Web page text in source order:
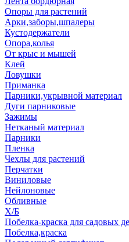
Опоры для растений
Арки,заборы,шпалеры
Кустодержатели
Опора,колья
От крыс и мышей
Клей
Ловушки
Приманка
Парники,укрывной материал
Дуги парниковые
Зажимы
Нетканый материал
Парники
Пленка
Чехлы для растений
Перчатки
Виниловые
Нейлоновые
Обливные
Х/Б
Побелка-краска для садовых
Побелка,краска